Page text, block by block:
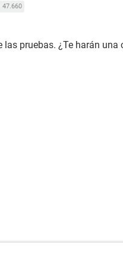
47.660
las pruebas. ¿Te harán una